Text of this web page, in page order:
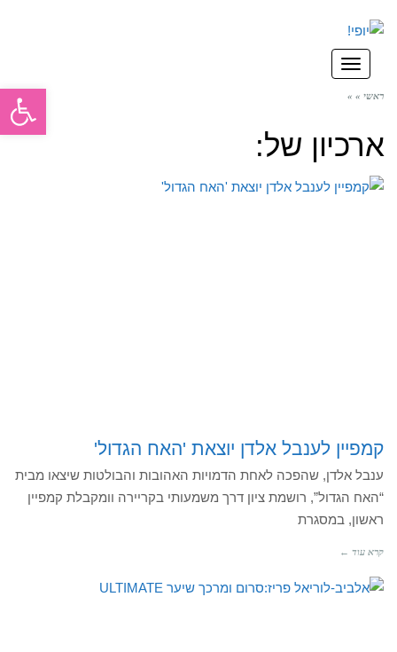
תפריט
ראשי »
»
ארכיון של:
קמפיין לענבל אלדן יוצאת 'האח הגדול'
ענבל אלדן, שהפכה לאחת הדמויות האהובות והבולטות שיצאו מבית
“האח הגדול”, רושמת ציון דרך משמעותי בקריירה וומקבלת קמפיין
ראשון, במסגרת
קרא עוד ←
פתח